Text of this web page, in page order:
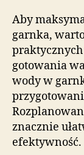
Aby
garnka,
gotowania
wody w
znacznie
efektywność.